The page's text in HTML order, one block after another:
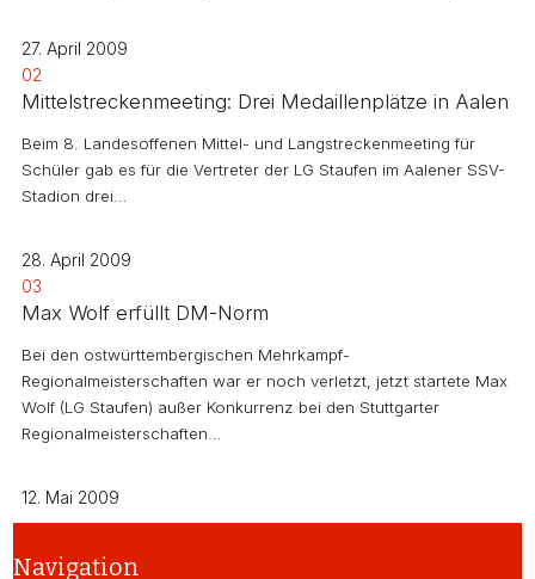
27. April 2009
02
Mittelstreckenmeeting: Drei Medaillenplätze in Aalen
Beim 8. Landesoffenen Mittel- und Langstreckenmeeting für
Schüler gab es für die Vertreter der LG Staufen im Aalener SSV-
Stadion drei…
28. April 2009
03
Max Wolf erfüllt DM-Norm
Bei den ostwürttembergischen Mehrkampf-
Regionalmeisterschaften war er noch verletzt, jetzt startete Max
Wolf (LG Staufen) außer Konkurrenz bei den Stuttgarter
Regionalmeisterschaften…
12. Mai 2009
Navigation